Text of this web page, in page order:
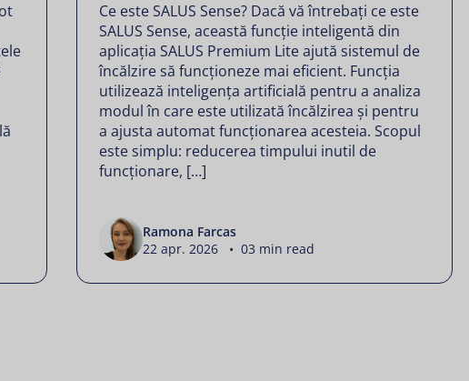
Ce este SALUS Sense? Dacă vă întrebați ce este
SALUS Sense, această funcție inteligentă din
aplicația SALUS Premium Lite ajută sistemul de
încălzire să funcționeze mai eficient. Funcția
utilizează inteligența artificială pentru a analiza
modul în care este utilizată încălzirea și pentru
a ajusta automat funcționarea acesteia. Scopul
este simplu: reducerea timpului inutil de
funcționare, […]
Ramona Farcas
22 apr. 2026 • 03 min read